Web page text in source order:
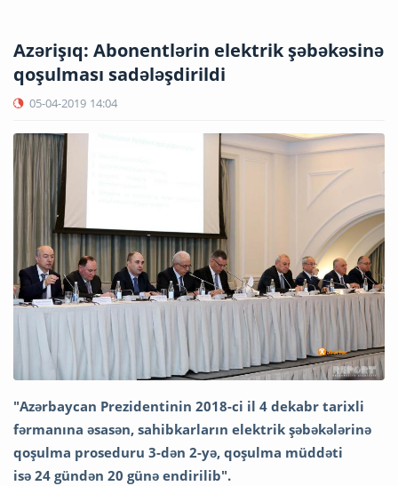
Azərişıq: Abonentlərin elektrik şəbəkəsinə
qoşulması sadələşdirildi
05-04-2019 14:04
"Azərbaycan Prezidentinin 2018-ci il 4 dekabr tarixli
fərmanına əsasən, sahibkarların elektrik şəbəkələrinə
qoşulma proseduru 3-dən 2-yə, qoşulma müddəti
isə 24 gündən 20 günə endirilib".